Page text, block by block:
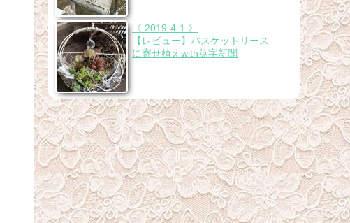
《 2019-4-1 》
【レビュー】バスケットリース
に寄せ植えwith英字新聞